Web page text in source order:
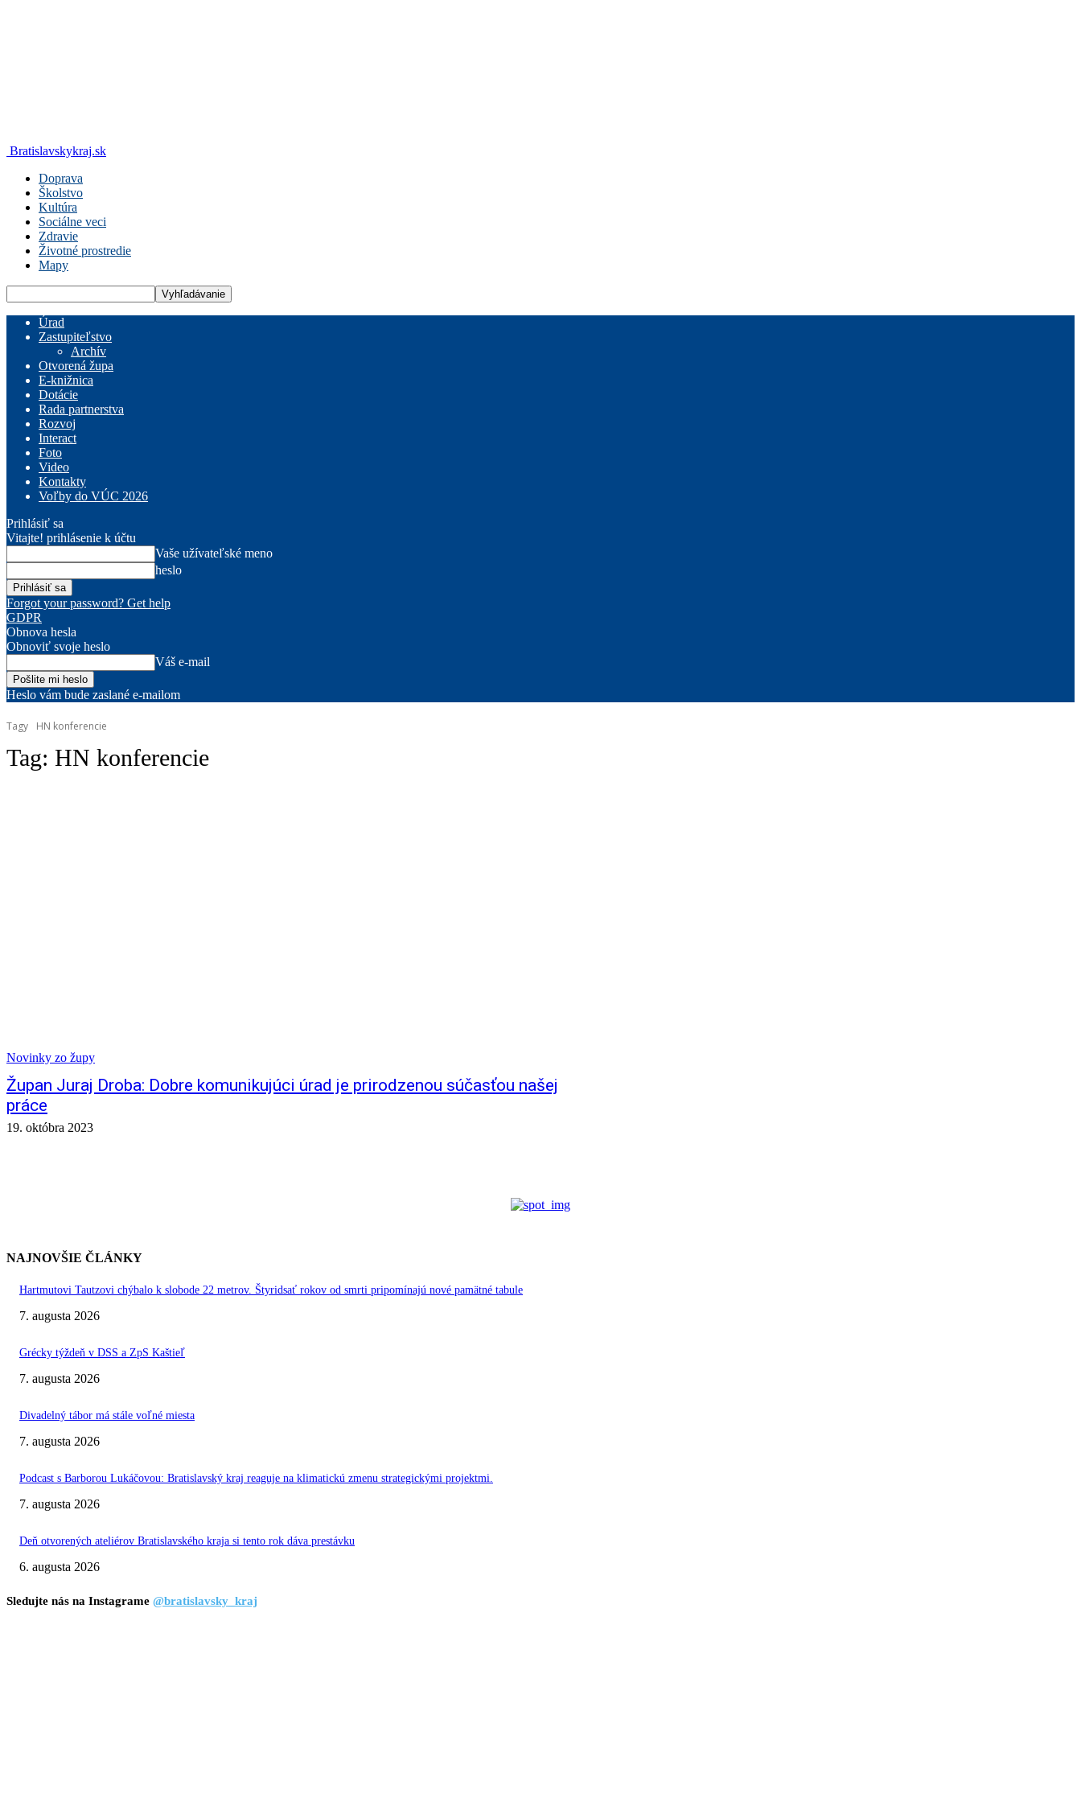
Bratislavskykraj.sk
Doprava
Školstvo
Kultúra
Sociálne veci
Zdravie
Životné prostredie
Mapy
Úrad
Zastupiteľstvo
Archív
Otvorená župa
E-knižnica
Dotácie
Rada partnerstva
Rozvoj
Interact
Foto
Video
Kontakty
Voľby do VÚC 2026
Prihlásiť sa
Vitajte! prihlásenie k účtu
Vaše užívateľské meno
heslo
Forgot your password? Get help
GDPR
Obnova hesla
Obnoviť svoje heslo
Váš e-mail
Heslo vám bude zaslané e-mailom
Tagy HN konferencie
Tag: HN konferencie
Novinky zo župy
Župan Juraj Droba: Dobre komunikujúci úrad je prirodzenou súčasťou našej
práce
19. októbra 2023
NAJNOVŠIE ČLÁNKY
Hartmutovi Tautzovi chýbalo k slobode 22 metrov. Štyridsať rokov od smrti pripomínajú nové pamätné tabule
7. augusta 2026
Grécky týždeň v DSS a ZpS Kaštieľ
7. augusta 2026
Divadelný tábor má stále voľné miesta
7. augusta 2026
Podcast s Barborou Lukáčovou: Bratislavský kraj reaguje na klimatickú zmenu strategickými projektmi.
7. augusta 2026
Deň otvorených ateliérov Bratislavského kraja si tento rok dáva prestávku
6. augusta 2026
Sledujte nás na Instagrame @bratislavsky_kraj